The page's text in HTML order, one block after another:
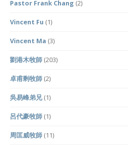
Pastor Frank Chang (2)
Vincent Fu (1)
Vincent Ma (3)
劉港木牧師 (203)
卓甫剩牧師 (2)
吳易峰弟兄(1)
呂代豪牧師 (1)
周匡威牧師 (11)